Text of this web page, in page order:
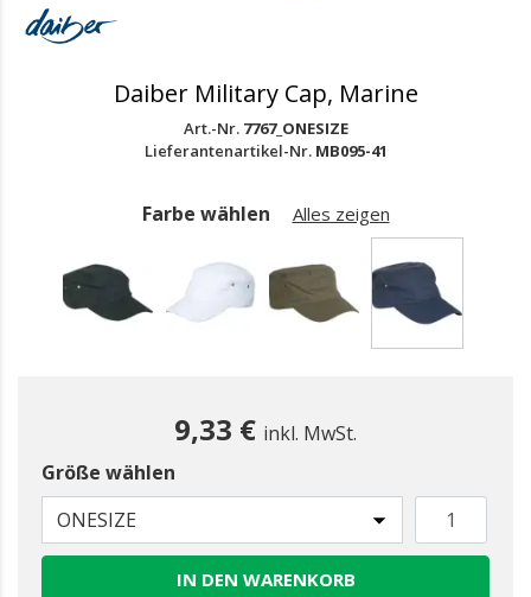
Daiber Military Cap, Marine
Art.-Nr. 7767_ONESIZE
Lieferantenartikel-Nr. MB095-41
Farbe wählen Alles zeigen
9,33 € inkl. MwSt.
Größe wählen
ONESIZE
IN DEN WARENKORB